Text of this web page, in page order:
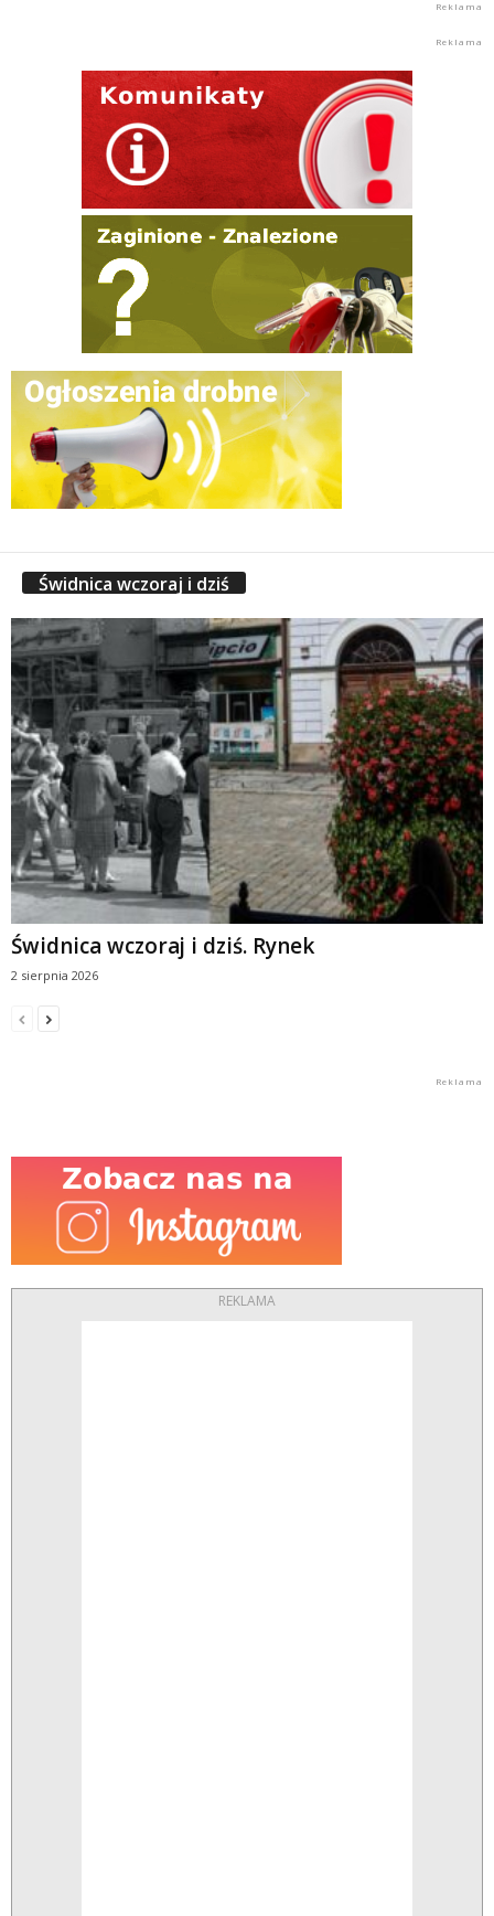
Świdnica wczoraj i dziś
Świdnica wczoraj i dziś. Rynek
2 sierpnia 2026
REKLAMA